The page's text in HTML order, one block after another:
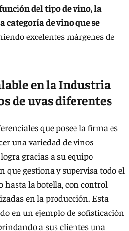
del tipo de vino, la
categoría de vino que se
excelentes márgenes de
en la Industria
de uvas diferentes
que posee la firma es
una variedad de vinos
gracias a su equipo
que gestiona y supervisa todo el
hasta la botella, con control
en la producción. Esta
en un ejemplo de sofisticación
a sus clientes una